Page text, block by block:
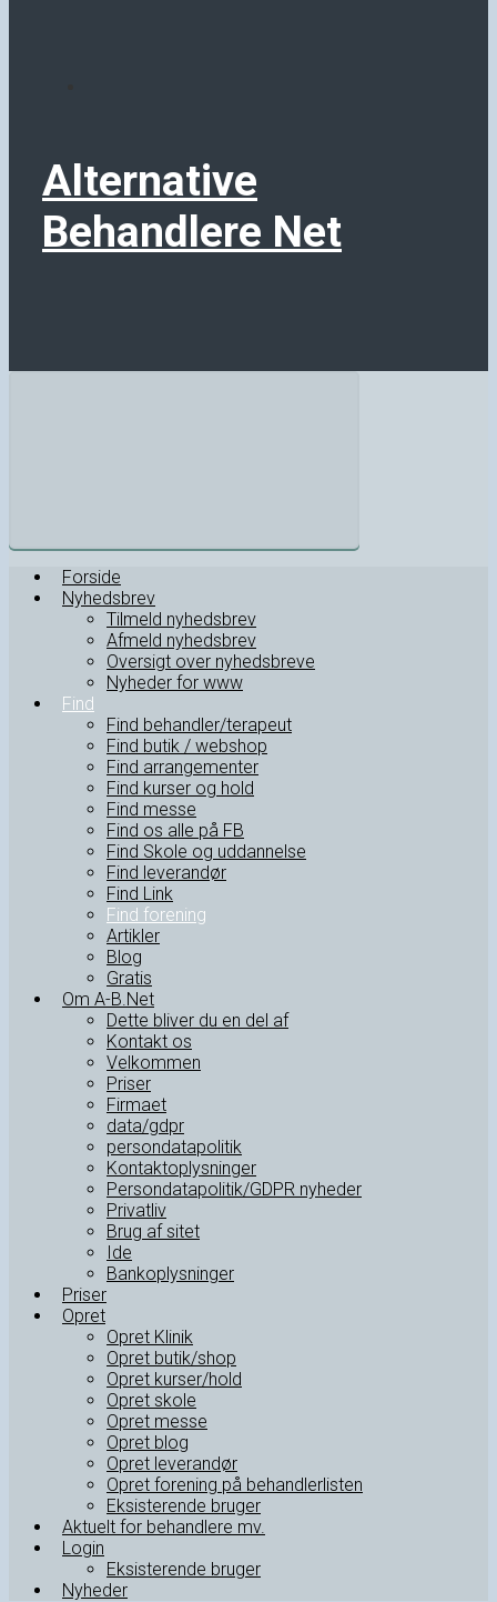
Alternative
Behandlere Net
Forside
Nyhedsbrev
Tilmeld nyhedsbrev
Afmeld nyhedsbrev
Oversigt over nyhedsbreve
Nyheder for www
Find
Find behandler/terapeut
Find butik / webshop
Find arrangementer
Find kurser og hold
Find messe
Find os alle på FB
Find Skole og uddannelse
Find leverandør
Find Link
Find forening
Artikler
Blog
Gratis
Om A-B.Net
Dette bliver du en del af
Kontakt os
Velkommen
Priser
Firmaet
data/gdpr
persondatapolitik
Kontaktoplysninger
Persondatapolitik/GDPR nyheder
Privatliv
Brug af sitet
Ide
Bankoplysninger
Priser
Opret
Opret Klinik
Opret butik/shop
Opret kurser/hold
Opret skole
Opret messe
Opret blog
Opret leverandør
Opret forening på behandlerlisten
Eksisterende bruger
Aktuelt for behandlere mv.
Login
Eksisterende bruger
Nyheder